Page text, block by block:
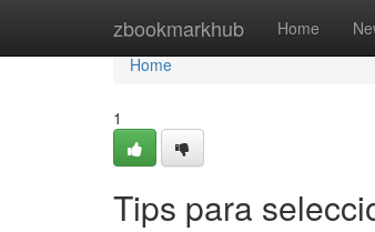
zbookmarkhub Home
Home
Home
1
Tips para